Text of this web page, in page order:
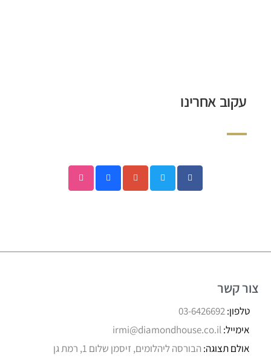
עקוב אחרינו
צור קשר
טלפון:03-6426692
אימייל:irmi@diamondhouse.co.il
אולם תצוגה: הבורסה ליהלומים, זיסמן שלום 1, רמת גן